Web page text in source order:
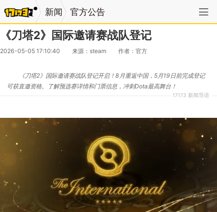
新闻 官方公告
《刀塔2》国际邀请赛战队登记
2026-05-05 17:10:40 来源：steam 作者：官方
17173 新闻导语
《刀塔2》国际邀请赛战队登记开启！8月重返中国，5月19日前完成登记
可获直邀资格。了解预选赛详情和门票信息，冲刺Dota最高舞台！